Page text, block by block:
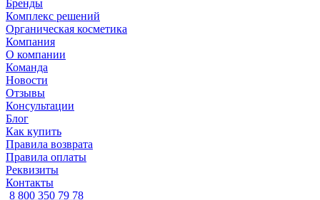
Бренды
Комплекс решений
Органическая косметика
Компания
О компании
Команда
Новости
Отзывы
Консультации
Блог
Как купить
Правила возврата
Правила оплаты
Реквизиты
Контакты
8 800 350 79 78